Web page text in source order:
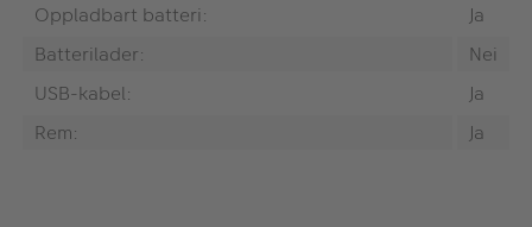
Oppladbart batteri:
Ja
Batterilader:
Nei
USB-kabel:
Ja
Rem:
Ja